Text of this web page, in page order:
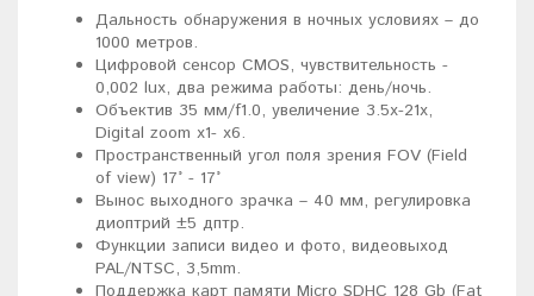
Дальность обнаружения в ночных условиях – до
1000 метров.
Цифровой сенсор CMOS, чувствительность -
0,002 lux, два режима работы: день/ночь.
Объектив 35 мм/f1.0, увеличение 3.5х-21х,
Digital zoom x1- х6.
Пространственный угол поля зрения FOV (Field
of view) 17° - 17°
Вынос выходного зрачка – 40 мм, регулировка
диоптрий ±5 дптр.
Функции записи видео и фото, видеовыход
PAL/NTSC, 3,5mm.